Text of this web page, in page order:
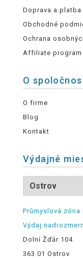
Doprava a platba
Obchodné
Ochrana
Affiliate program
O
O firme
Blog
Kontakt
Výdajné
Průmyslová
Výdaj
Dolní Žďár 104
363 01 Ostrov